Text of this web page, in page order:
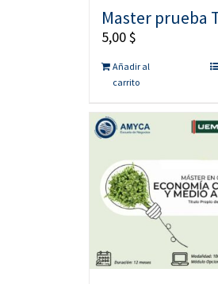
Master prueba
5,00$
Añadir al
carrito